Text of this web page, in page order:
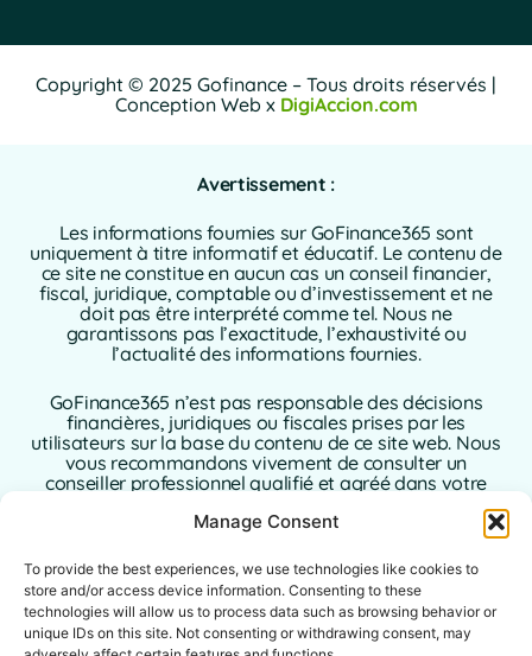
Manage Consent
To provide the best experiences, we use technologies like cookies to
store and/or access device information. Consenting to these
technologies will allow us to process data such as browsing behavior or
unique IDs on this site. Not consenting or withdrawing consent, may
Copyright © 2025 Gofinance – Tous droits réservés |
Conception Web x DigiAccion.com
Avertissement :
Les informations fournies sur GoFinance365 sont
uniquement à titre informatif et éducatif. Le contenu de
ce site ne constitue en aucun cas un conseil financier,
fiscal, juridique, comptable ou d’investissement et ne
doit pas être interprété comme tel. Nous ne
garantissons pas l’exactitude, l’exhaustivité ou
l’actualité des informations fournies.
GoFinance365 n’est pas responsable des décisions
financières, juridiques ou fiscales prises par les
utilisateurs sur la base du contenu de ce site web. Nous
vous recommandons vivement de consulter un
conseiller professionnel qualifié et agréé dans votre
concernant vos finances personnelles ou
L’utilisation de ce site web implique l’acceptation sans
réserve de la présente clause de non-responsabilité. Ni
GoFinance365, ni ses auteurs ou contributeurs